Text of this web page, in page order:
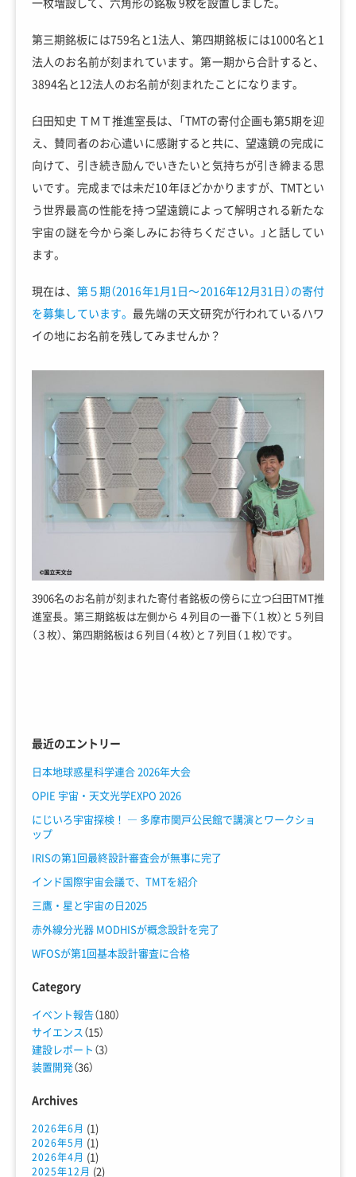
第三期銘板には759名と1法人、第四期銘板には1000名と1
法人のお名前が刻まれています。第一期から合計すると、
3894名と12法人のお名前が刻まれたことになります。
臼田知史 ＴＭＴ推進室長は、「TMTの寄付企画も第5期を迎
え、賛同者のお心遣いに感謝すると共に、望遠鏡の完成に
向けて、引き続き励んでいきたいと気持ちが引き締まる思
いです。完成までは未だ10年ほどかかりますが、TMTとい
う世界最高の性能を持つ望遠鏡によって解明される新たな
宇宙の謎を今から楽しみにお待ちください。」と話してい
ます。
現在は、 第５期（2016年1月1日～2016年12月31日）の寄付
を募集しています。最先端の天文研究が行われているハワ
イの地にお名前を残してみませんか？
3906名のお名前が刻まれた寄付者銘板の傍らに立つ臼田TMT推
進室長。第三期銘板は左側から４列目の一番下（１枚）と５列目
（３枚）、第四期銘板は６列目（４枚）と７列目（１枚）です。
最近のエントリー
日本地球惑星科学連合 2026年大会
OPIE 宇宙・天文光学EXPO 2026
にじいろ宇宙探検！ ― 多摩市関戸公民館で講演とワークショ
ップ
IRISの第1回最終設計審査会が無事に完了
インド国際宇宙会議で、TMTを紹介
三鷹・星と宇宙の日2025
赤外線分光器 MODHISが概念設計を完了
WFOSが第1回基本設計審査に合格
Category
イベント報告（180）
サイエンス （15）
建設レポート （3）
装置開発（36）
Archives
2026年6月 (1)
2026年5月 (1)
2026年4月 (1)
2025年12月 (2)